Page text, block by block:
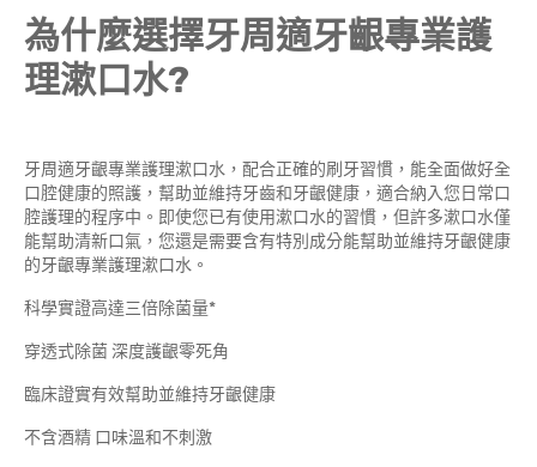
為什麼選擇牙周適牙齦專業護
理漱口水?
牙周適牙齦專業護理漱口水，配合正確的刷牙習慣，能全面做好全
口腔健康的照護，幫助並維持牙齒和牙齦健康，適合納入您日常口
腔護理的程序中。即使您已有使用漱口水的習慣，但許多漱口水僅
能幫助清新口氣，您還是需要含有特別成分能幫助並維持牙齦健康
的牙齦專業護理漱口水。
科學實證高達三倍除菌量*
穿透式除菌 深度護齦零死角
臨床證實有效幫助並維持牙齦健康
不含酒精 口味溫和不刺激